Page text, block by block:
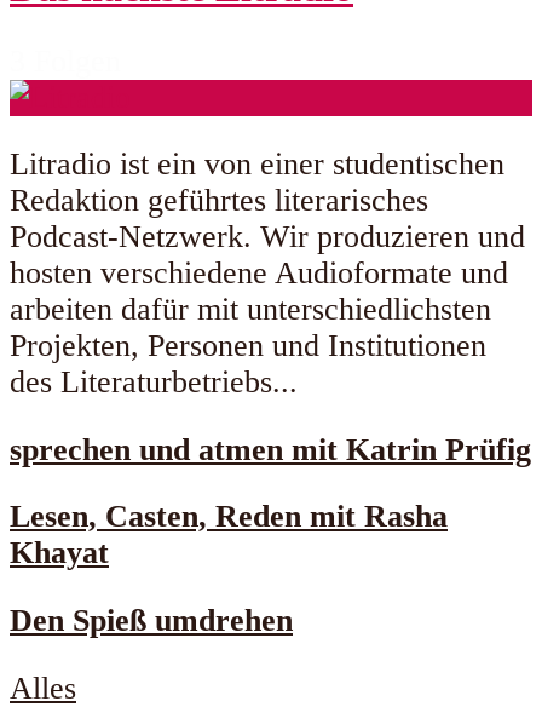
Litradio ist ein von einer studentischen
Redaktion geführtes literarisches
Podcast-Netzwerk. Wir produzieren und
hosten verschiedene Audioformate und
arbeiten dafür mit unterschiedlichsten
Projekten, Personen und Institutionen
des Literaturbetriebs...
sprechen und atmen mit Katrin Prüfig
Lesen, Casten, Reden mit Rasha
Khayat
Den Spieß umdrehen
Alles